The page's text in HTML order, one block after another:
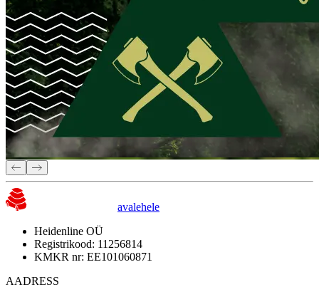
avalehele
Heidenline OÜ
Registrikood: 11256814
KMKR nr: EE101060871
AADRESS